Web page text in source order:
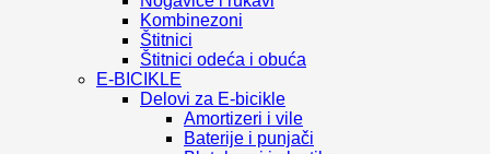
Kombinezoni
Štitnici
Štitnici odeća i obuća
E-BICIKLE
Delovi za E-bicikle
Amortizeri i vile
Baterije i punjači